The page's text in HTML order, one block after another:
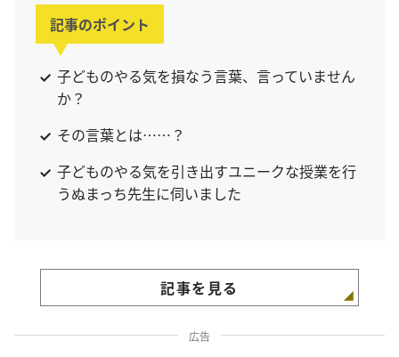
記事のポイント
子どものやる気を損なう言葉、言っていません
か？
その言葉とは……？
子どものやる気を引き出すユニークな授業を行
うぬまっち先生に伺いました
記事を見る
広告